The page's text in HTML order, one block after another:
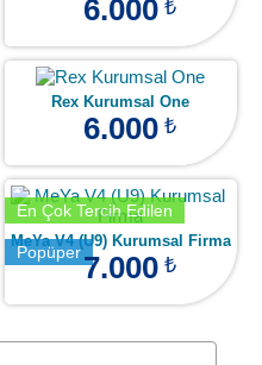
₺
6.000
Rex Kurumsal One
₺
6.000
En Çok Tercih Edilen
Popüper
MeYa V4 (U9) Kurumsal Firma
₺
7.000